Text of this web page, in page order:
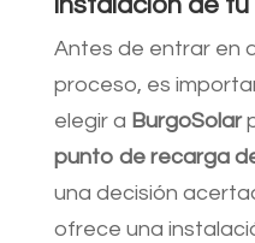
Antes de entrar en
proceso, es
elegir a BurgoSolar
punto de recarga
una decisión
ofrece una